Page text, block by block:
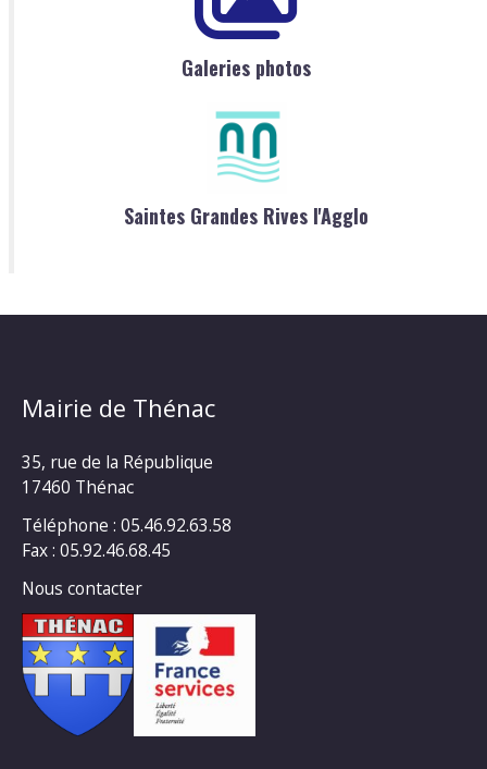
Galeries photos
Saintes Grandes Rives l'Agglo
Mairie de Thénac
35, rue de la République
17460 Thénac
Téléphone : 05.46.92.63.58
Fax : 05.92.46.68.45
Nous contacter